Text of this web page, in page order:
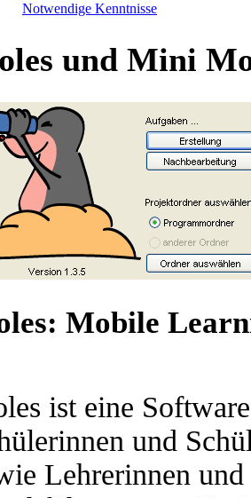
Notwendige Kenntnisse
und Mini
Mobile
ist eine
und
Lehrerinnen